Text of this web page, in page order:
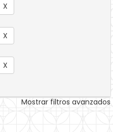
Mostrar filtros avanzados